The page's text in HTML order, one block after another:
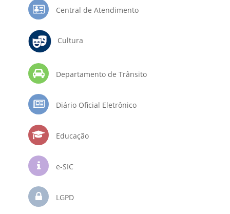
Central de Atendimento
Cultura
Departamento de Trânsito
Diário Oficial Eletrônico
Educação
e-SIC
LGPD